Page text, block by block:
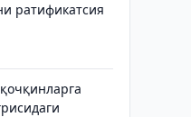
ратификатсия